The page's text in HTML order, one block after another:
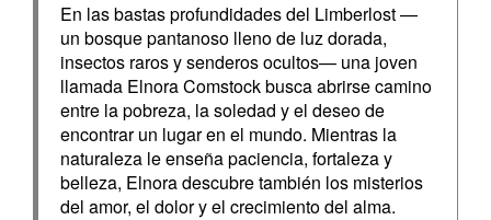
En las bastas profundidades del Limberlost —
un bosque pantanoso lleno de luz dorada,
insectos raros y senderos ocultos— una joven
llamada Elnora Comstock busca abrirse camino
entre la pobreza, la soledad y el deseo de
encontrar un lugar en el mundo. Mientras la
naturaleza le enseña paciencia, fortaleza y
belleza, Elnora descubre también los misterios
del amor, el dolor y el crecimiento del alma.